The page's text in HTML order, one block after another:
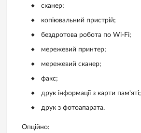
сканер;
копіювальний пристрій;
бездротова робота по Wi-Fi;
мережевий принтер;
мережевий сканер;
факс;
друк інформації з карти пам'яті;
друк з фотоапарата.
Опційно: